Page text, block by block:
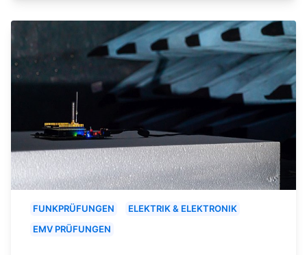
FUNKPRÜFUNGEN
ELEKTRIK & ELEKTRONIK
EMV PRÜFUNGEN